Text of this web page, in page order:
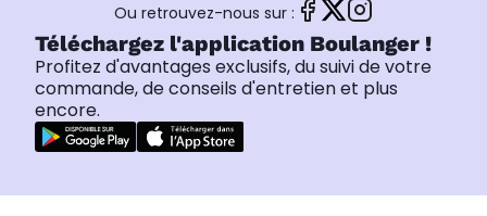
Ou retrouvez-nous sur :
Téléchargez l'application Boulanger !
Profitez d'avantages exclusifs, du suivi de votre
commande, de conseils d'entretien et plus
encore.